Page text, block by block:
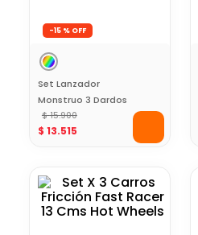
-15 %
Set Lanzador
Monstruo 3 Dardos
Espuma Fast Shots
$ 15.900
$ 13.515